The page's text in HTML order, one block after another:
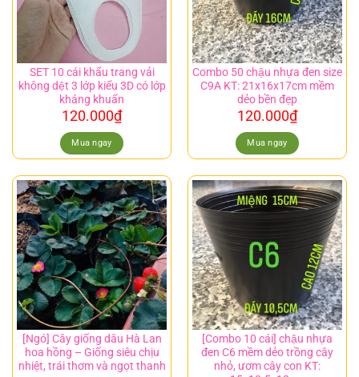
SET 10 cái khẩu trang vải
không dệt 3 lớp kiểu 3D có lớp
kháng khuẩn
120.000₫
Mua ngay
Combo 50 chậu nhựa đen size
C9A KT: 21x16x17cm mềm
dẻo bền đẹp
120.000₫
Mua ngay
[Ngó] Cây giống dâu Hà Lan
hoa hồng – Giống siêu chịu
nhiệt, trái thơm và ngọt thanh
[Combo 10 cái] chậu nhựa
đen C6 mềm dẻo trồng cây
nhỏ, ươm cây con KT: